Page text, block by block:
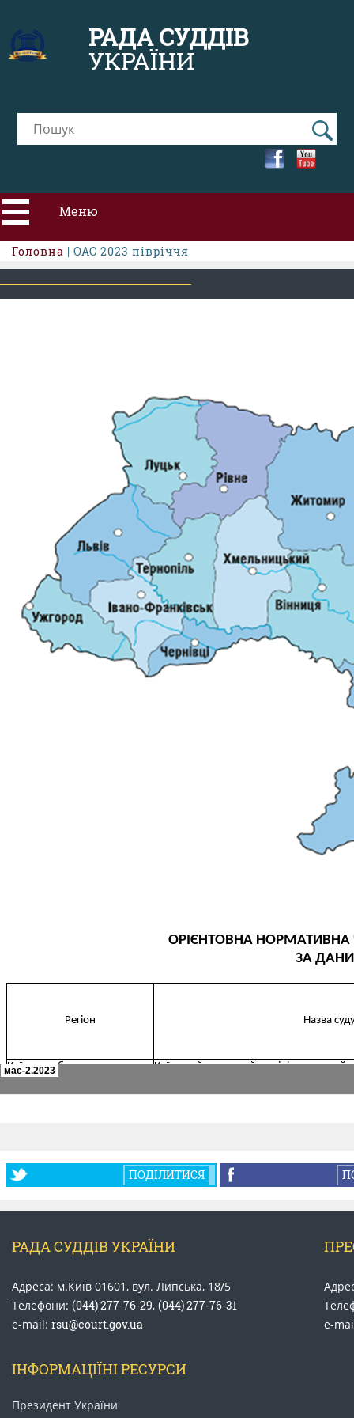
РАДА СУДДІВ
УКРАЇНИ
Меню
ПРО РСУ
КАНДИДАТИ ДО КСУ
РІШЕННЯ РСУ
НОРМАТИВНІ ДОКУМЕНТИ
МІЖНАРОДНІ СТАНДАРТИ
СОЦІОЛОГІЧНІ ОПИТУВАННЯ
СИСТЕМА ОЦІНЮВАННЯ
Головна | ОАС 2023 півріччя
ПОДІЛИТИСЯ
РАДА СУДДІВ УКРАЇНИ
Адреса: м.Київ 01601, вул. Липська, 18/5
Телефони: (044) 277-76-29, (044) 277-76-31
e-mail: rsu@court.gov.ua
e-
ІНФОРМАЦІЇНІ РЕСУРСИ
Президент України